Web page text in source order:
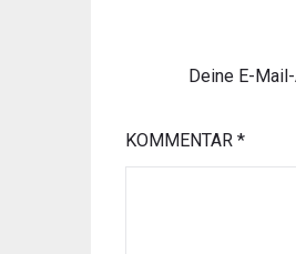
Deine E-
KOMMENTAR*